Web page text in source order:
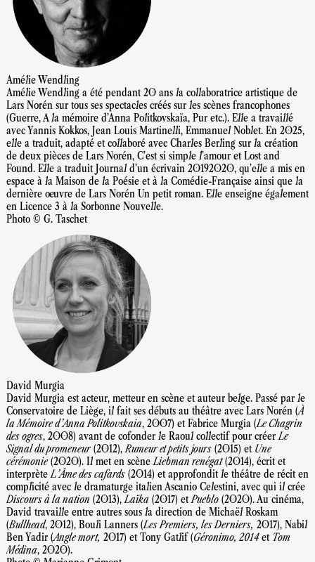
Amélie Wendling
Amélie Wendling a été pendant 20 ans la collaboratrice artistique de
Lars Norén sur tous ses spectacles créés sur les scènes francophones
(Guerre, A la mémoire d’Anna Politkovskaïa, Pur etc.). Elle a travaillé
avec Yannis Kokkos, Jean Louis Martinelli, Emmanuel Noblet. En 2025,
elle a traduit, adapté et collaboré avec Charles Berling sur la création
de deux pièces de Lars Norén, C’est si simple l’amour et Lost and
Found. Elle a traduit Journal d’un écrivain 20192020, qu’elle a mis en
espace à la Maison de la Poésie et à la Comédie-Française ainsi que la
dernière œuvre de Lars Norén Un petit roman. Elle enseigne également
en Licence 3 à la Sorbonne Nouvelle.
Photo © G. Taschet
David Murgia
David Murgia est acteur, metteur en scène et auteur belge. Passé par le
Conservatoire de Liège, il fait ses débuts au théâtre avec Lars Norén (À
la Mémoire d’Anna Politkovskaia, 2007) et Fabrice Murgia (Le Chagrin
des ogres, 2008) avant de cofonder le Raoul collectif pour créerLe
Signal du promeneur(2012),Rumeur et petits jours (2015) et Une
cérémonie(2020). Il met en scèneLiebman renégat(2014), écrit et
interprèteL’Âme des cafards (2014) et approfondit le théâtre de récit en
complicité avec le dramaturge italien Ascanio Celestini, avec qui il crée
Discours à la nation (2013),Laïka (2017) etPueblo (2020). Au cinéma,
David travaille entre autres sous la direction de Michaël Roskam
(Bullhead, 2012), Bouli Lanners (Les Premiers, les Derniers, 2017), Nabil
Ben Yadir (Angle mort, 2017) et Tony Gatlif (Géronimo, 2014et Tom
Médina, 2020).